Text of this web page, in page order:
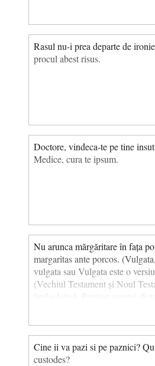
Rasul nu-i prea departe de
procul abest risus.
Doctore, vindeca-te pe tine
Medice, cura te ipsum.
Nu arunca mărgăritare în fața
margaritas ante porcos.
vulgata sau Vulgata este o
(Vechiul Testament și Noul
limba latină. Potrivit acestui
inutil să oferi lucruri de preţ
aprecieze.
Cine ii va pazi si pe paznici?
custodes?